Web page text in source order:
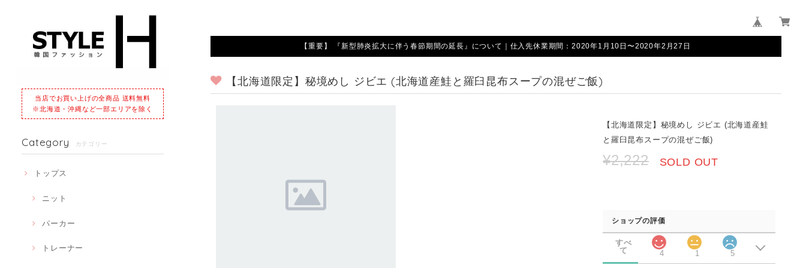
当店でお買い上げの全商品 送料無料
※北海道・沖縄など一部エリアを除く
Category カテゴリー
トップス
ニット
パーカー
トレーナー
【重要】 『新型肺炎拡大に伴う春節期間の延長』について｜仕入先休業期間：2020年1月10日〜2020年2月27日
【北海道限定】秘境めし ジビエ (北海道産鮭と羅臼昆布スープの混ぜご飯)
【北海道限定】秘境めし ジビエ (北海道産鮭
と羅臼昆布スープの混ぜご飯)
¥2,222 SOLD OUT
ショップの評価
すべ
て
4 1 5